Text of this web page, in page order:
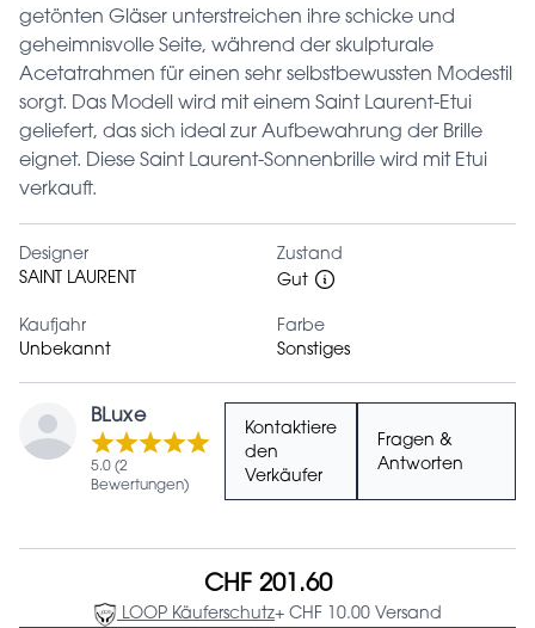
getönten Gläser unterstreichen ihre schicke und
geheimnisvolle Seite, während der skulpturale
Acetatrahmen für einen sehr selbstbewussten Modestil
sorgt. Das Modell wird mit einem Saint Laurent-Etui
geliefert, das sich ideal zur Aufbewahrung der Brille
eignet. Diese Saint Laurent-Sonnenbrille wird mit Etui
verkauft.
Designer
SAINT LAURENT
Zustand
Gut
Kaufjahr
Unbekannt
Farbe
Sonstiges
BLuxe
5.0 (2
Bewertungen)
Kontaktiere
den
Verkäufer
Fragen &
Antworten
CHF 201.60
LOOP Käuferschutz+ CHF 10.00 Versand